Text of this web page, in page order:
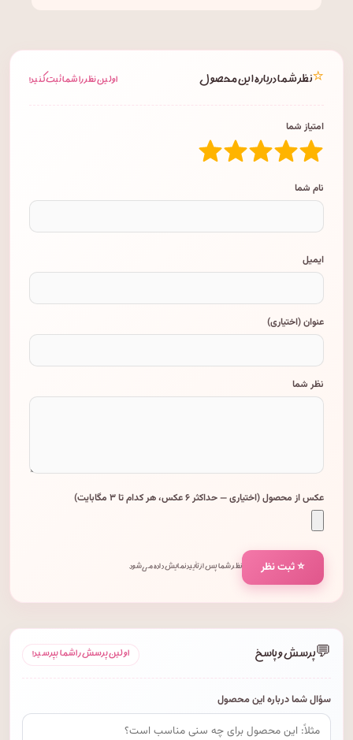
⭐نظر شما درباره این محصول اولین نظر را شما ثبت کنید!
امتیاز شما
نام شما
ایمیل
عنوان (اختیاری)
نظر شما
عکس از محصول (اختیاری — حداکثر ۶ عکس، هر کدام تا ۳ مگابایت)
⭐ ثبت نظر نظر شما پس از تأیید نمایش داده می‌شود.
💬پرسش و پاسخ اولین پرسش را شما بپرسید!
سؤال شما درباره این محصول